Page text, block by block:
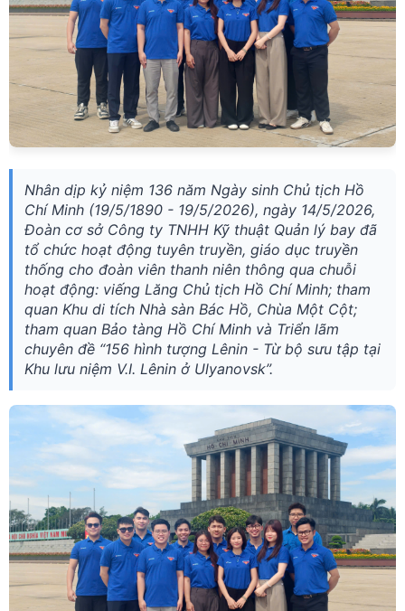
Nhân dịp kỷ niệm 136 năm Ngày sinh Chủ tịch Hồ
Chí Minh (19/5/1890 - 19/5/2026), ngày 14/5/2026,
Đoàn cơ sở Công ty TNHH Kỹ thuật Quản lý bay đã
tổ chức hoạt động tuyên truyền, giáo dục truyền
thống cho đoàn viên thanh niên thông qua chuỗi
hoạt động: viếng Lăng Chủ tịch Hồ Chí Minh; tham
quan Khu di tích Nhà sàn Bác Hồ, Chùa Một Cột;
tham quan Bảo tàng Hồ Chí Minh và Triển lãm
chuyên đề “156 hình tượng Lênin - Từ bộ sưu tập tại
Khu lưu niệm V.I. Lênin ở Ulyanovsk”.